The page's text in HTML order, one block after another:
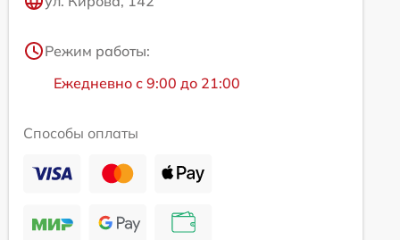
Режим работы:
Ежедневно с 9:00 до 21:00
Способы оплаты